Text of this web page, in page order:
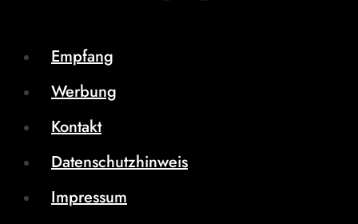
Empfang
Werbung
Kontakt
Datenschutzhinweis
Impressum